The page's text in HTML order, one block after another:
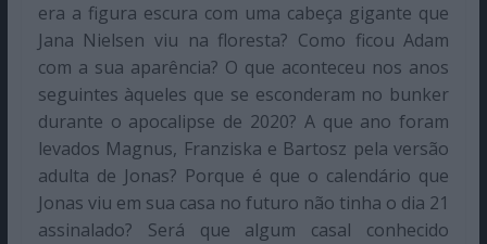
era a figura escura com uma cabeça gigante que
Jana Nielsen viu na floresta? Como ficou Adam
com a sua aparência? O que aconteceu nos anos
seguintes àqueles que se esconderam no bunker
durante o apocalipse de 2020? A que ano foram
levados Magnus, Franziska e Bartosz pela versão
adulta de Jonas? Porque é que o calendário que
Jonas viu em sua casa no futuro não tinha o dia 21
assinalado? Será que algum casal conhecido